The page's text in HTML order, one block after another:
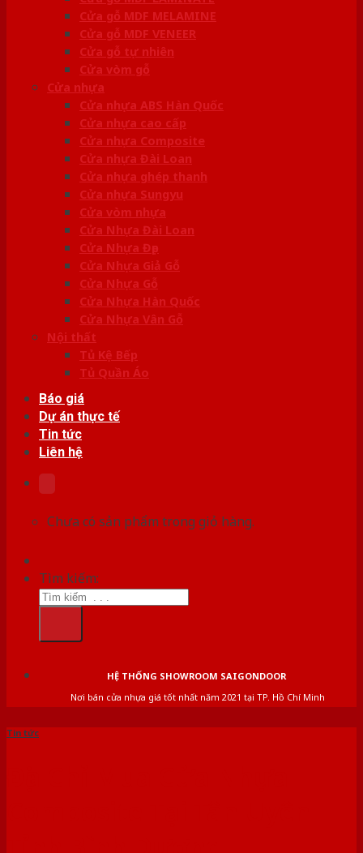
Cửa gỗ MDF MELAMINE
Cửa gỗ MDF VENEER
Cửa gỗ tự nhiên
Cửa vòm gỗ
Cửa nhựa
Cửa nhựa ABS Hàn Quốc
Cửa nhựa cao cấp
Cửa nhựa Composite
Cửa nhựa Đài Loan
Cửa nhựa ghép thanh
Cửa nhựa Sungyu
Cửa vòm nhựa
Cửa Nhựa Đài Loan
Cửa Nhựa Đẹp
Cửa Nhựa Giả Gỗ
Cửa Nhựa Gỗ
Cửa Nhựa Hàn Quốc
Cửa Nhựa Vân Gỗ
Nội thất
Tủ Kệ Bếp
Tủ Quần Áo
Báo giá
Dự án thực tế
Tin tức
Liên hệ
Chưa có sản phẩm trong giỏ hàng.
Tìm kiếm:
HỆ THỐNG SHOWROOM SAIGONDOOR
Nơi bán cửa nhựa giá tốt nhất năm 2021 tại TP. Hồ Chí Minh
Tin tức